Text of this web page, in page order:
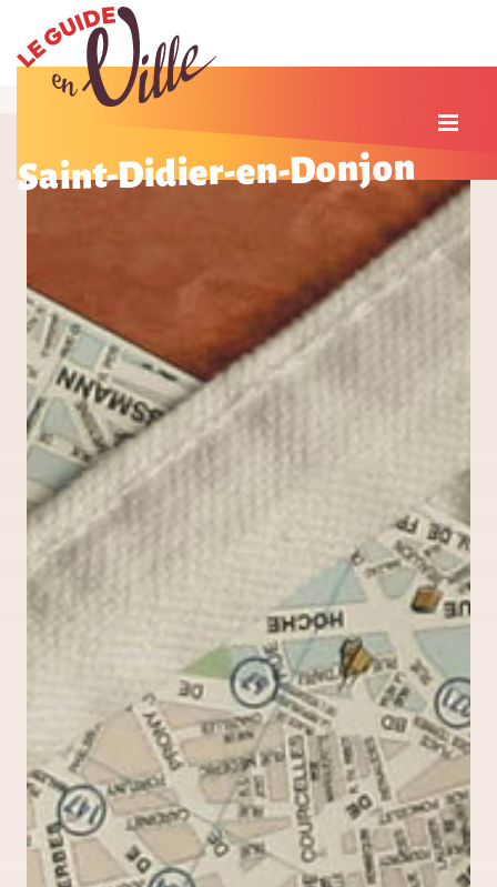
Saint-Didier-en-Donjon